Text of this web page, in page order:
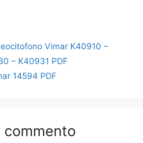
Vimar K40910 –
– K40931 PDF
14594 PDF
commento